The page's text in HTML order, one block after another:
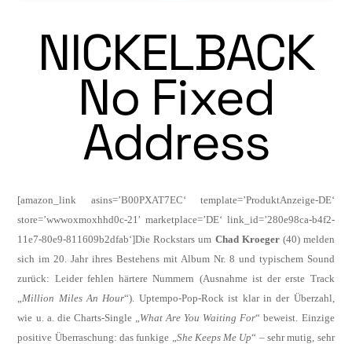
NICKELBACK
No Fixed
Address
[amazon_link asins=’B00PXAT7EC‘ template=’ProduktAnzeige-DE‘
store=’wwwoxmoxhhd0c-21′ marketplace=’DE‘ link_id=’280e98ca-b4f2-
11e7-80e9-811609b2dfab‘]Die Rockstars um Chad Kroeger(40) mel­den
sich im 20. Jahr ihres Bestehens mit Al­bum Nr. 8 und typischem Sound
zurück: Lei­der fehlen härtere Nummern (Ausnahme ist der erste Track
Million Miles An Hour“). Uptempo-Pop-Rock ist klar in der Überzahl,
wie u. a. die Charts-Single „ What Are You Waiting For“ beweist. Einzige
positive Über­raschung: das funkige „ She Keeps Me Up“ – sehr mutig, sehr